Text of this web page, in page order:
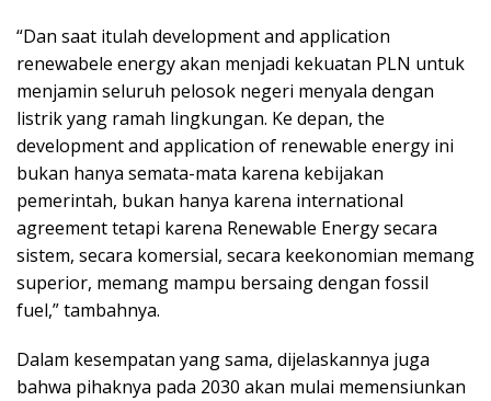
“Dan saat itulah development and application
renewabele energy akan menjadi kekuatan PLN untuk
menjamin seluruh pelosok negeri menyala dengan
listrik yang ramah lingkungan. Ke depan, the
development and application of renewable energy ini
bukan hanya semata-mata karena kebijakan
pemerintah, bukan hanya karena international
agreement tetapi karena Renewable Energy secara
sistem, secara komersial, secara keekonomian memang
superior, memang mampu bersaing dengan fossil
fuel,” tambahnya.
Dalam kesempatan yang sama, dijelaskannya juga
bahwa pihaknya pada 2030 akan mulai memensiunkan